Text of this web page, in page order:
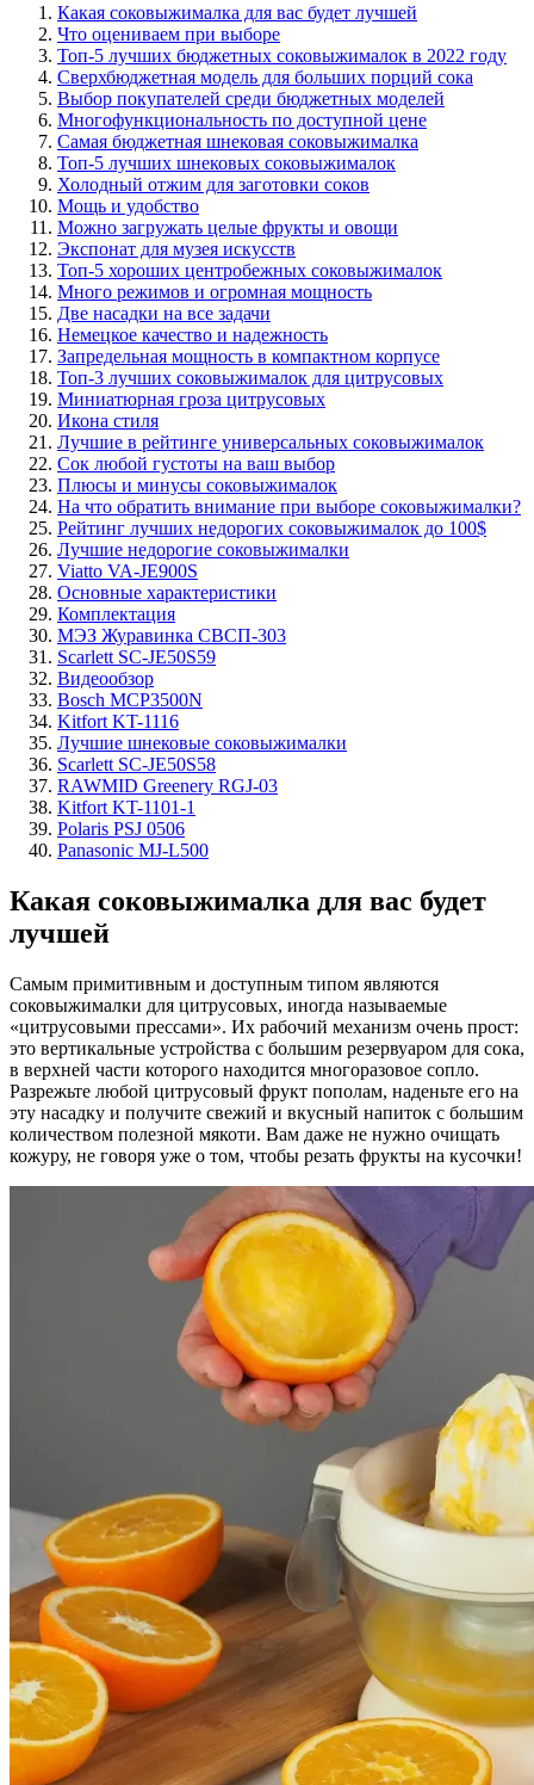
Какая соковыжималка для вас будет лучшей
Что оцениваем при выборе
Топ-5 лучших бюджетных соковыжималок в 2022 году
Сверхбюджетная модель для больших порций сока
Выбор покупателей среди бюджетных моделей
Многофункциональность по доступной цене
Самая бюджетная шнековая соковыжималка
Топ-5 лучших шнековых соковыжималок
Холодный отжим для заготовки соков
Мощь и удобство
Можно загружать целые фрукты и овощи
Экспонат для музея искусств
Топ-5 хороших центробежных соковыжималок
Много режимов и огромная мощность
Две насадки на все задачи
Немецкое качество и надежность
Запредельная мощность в компактном корпусе
Топ-3 лучших соковыжималок для цитрусовых
Миниатюрная гроза цитрусовых
Икона стиля
Лучшие в рейтинге универсальных соковыжималок
Сок любой густоты на ваш выбор
Плюсы и минусы соковыжималок
На что обратить внимание при выборе соковыжималки?
Рейтинг лучших недорогих соковыжималок до 100$
Лучшие недорогие соковыжималки
Viatto VA-JE900S
Основные характеристики
Комплектация
МЭЗ Журавинка СВСП-303
Scarlett SC-JE50S59
Видеообзор
Bosch MCP3500N
Kitfort KT-1116
Лучшие шнековые соковыжималки
Scarlett SC-JE50S58
RAWMID Greenery RGJ-03
Kitfort KT-1101-1
Polaris PSJ 0506
Panasonic MJ-L500
Какая соковыжималка для вас будет
лучшей
Самым примитивным и доступным типом являются
соковыжималки для цитрусовых, иногда называемые
«цитрусовыми прессами». Их рабочий механизм очень прост:
это вертикальные устройства с большим резервуаром для сока,
в верхней части которого находится многоразовое сопло.
Разрежьте любой цитрусовый фрукт пополам, наденьте его на
эту насадку и получите свежий и вкусный напиток с большим
количеством полезной мякоти. Вам даже не нужно очищать
кожуру, не говоря уже о том, чтобы резать фрукты на кусочки!